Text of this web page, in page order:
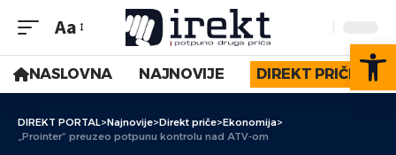
Aa
NASLOVNA NAJNOVIJE DIREKT PRIČE
DIREKT PORTAL>Najnovije>Direkt priče>Ekonomija>
„Prointer“ preuzeo potpunu kontrolu nad ATV-om